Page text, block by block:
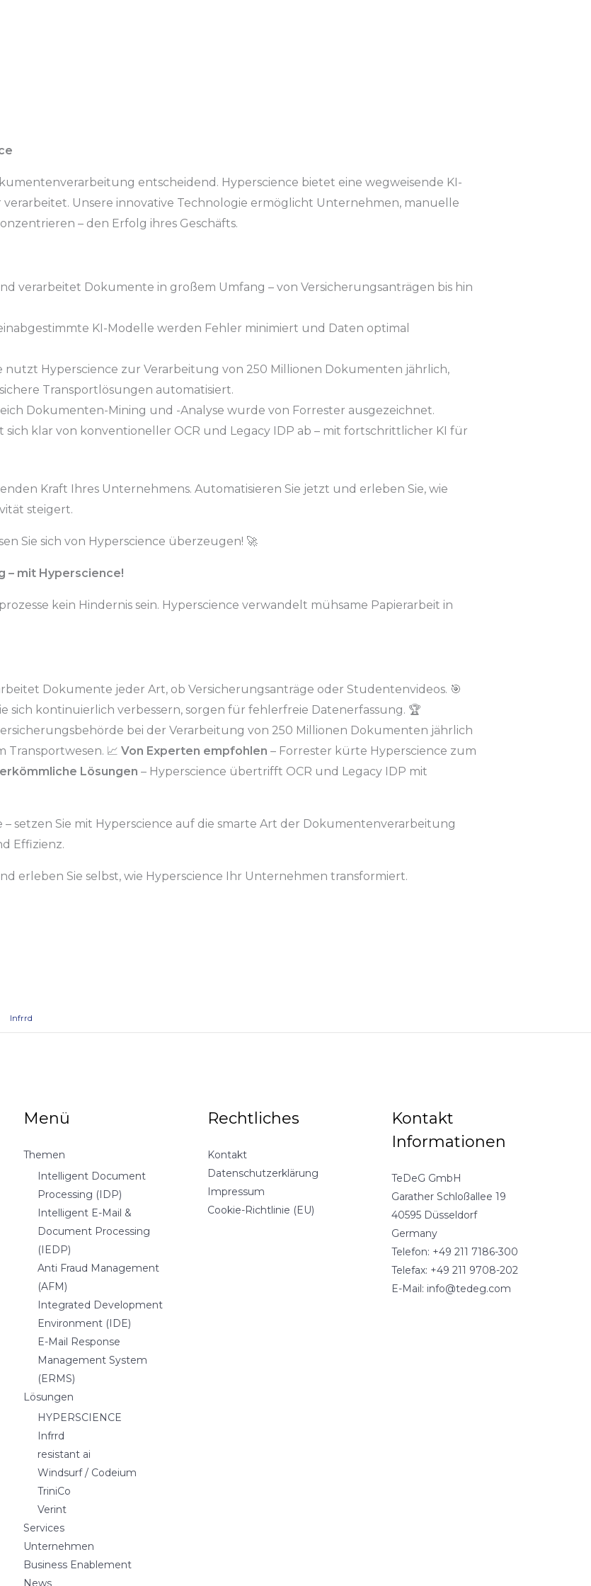
entscheidend. Hyperscience bietet eine wegweisende KI-
Unsere innovative Technologie ermöglicht Unternehmen, manuelle
– den Erfolg ihres Geschäfts.
verarbeitet Dokumente in großem Umfang – von Versicherungsanträgen bis hin
KI-Modelle werden Fehler minimiert und Daten optimal
nutzt Hyperscience zur Verarbeitung von 250 Millionen Dokumenten jährlich,
Transportlösungen automatisiert.
Dokumenten-Mining und -Analyse wurde von Forrester ausgezeichnet.
sich klar von konventioneller OCR und Legacy IDP ab – mit fortschrittlicher KI für
Kraft Ihres Unternehmens. Automatisieren Sie jetzt und erleben Sie, wie
steigert.
Sie sich von Hyperscience überzeugen! 🚀
– mit Hyperscience!
kein Hindernis sein. Hyperscience verwandelt mühsame Papierarbeit in
Dokumente jeder Art, ob Versicherungsanträge oder Studentenvideos. 🎯
sich kontinuierlich verbessern, sorgen für fehlerfreie Datenerfassung. 🏆
bei der Verarbeitung von 250 Millionen Dokumenten jährlich
Transportwesen. 📈 Von Experten empfohlen – Forrester kürte Hyperscience zum
Lösungen – Hyperscience übertrifft OCR und Legacy IDP mit
setzen Sie mit Hyperscience auf die smarte Art der Dokumentenverarbeitung
Effizienz.
erleben Sie selbst, wie Hyperscience Ihr Unternehmen transformiert.
Infrrd
Menü
Themen
Intelligent Document
Processing (IDP)
Intelligent E-Mail &
Document Processing
(IEDP)
Anti Fraud Management
(AFM)
Integrated Development
Environment (IDE)
E-Mail Response
Management System
(ERMS)
Lösungen
HYPERSCIENCE
Infrrd
resistant ai
Windsurf / Codeium
TriniCo
Verint
Services
Unternehmen
Business Enablement
News
Rechtliches
Kontakt
Datenschutzerklärung
Impressum
Cookie-Richtlinie (EU)
Kontakt
Informationen
TeDeG GmbH
Garather Schloßallee 19
40595 Düsseldorf
Germany
Telefon: +49 211 7186-300
Telefax: +49 211 9708-202
E-Mail: info@tedeg.com